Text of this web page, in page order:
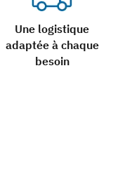
Une logistique
adaptée à chaque
besoin